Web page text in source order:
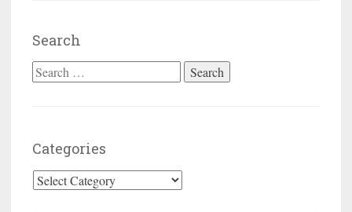
Search
Search for:
Categories
Categories